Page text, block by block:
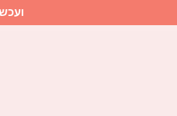
ועכשיו,